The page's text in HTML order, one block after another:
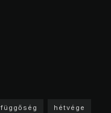
függőség hétvége